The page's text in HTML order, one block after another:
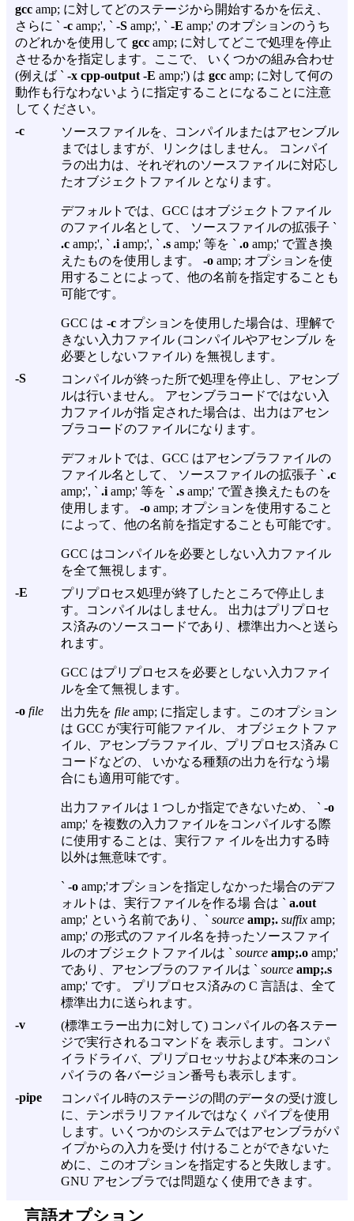
gcc amp; に対してどのステージから開始するかを伝え、
さらに ` -c amp;', ` -S amp;', ` -E amp;' のオプションのうち
のどれかを使用して gcc amp; に対してどこで処理を停止
させるかを指定します。ここで、 いくつかの組み合わせ
(例えば ` -x cpp-output -E amp;') は gcc amp; に対して何の
動作も行なわないように指定することになることに注意
してください。
-c
ソースファイルを、コンパイルまたはアセンブル
まではしますが、リンクはしません。 コンパイ
ラの出力は、それぞれのソースファイルに対応し
たオブジェクトファイル となります。
デフォルトでは、GCC はオブジェクトファイル
のファイル名として、 ソースファイルの拡張子 `
.c amp;', ` .i amp;', ` .s amp;' 等を ` .o amp;' で置き換
えたものを使用します。 -o amp; オプションを使
用することによって、他の名前を指定することも
可能です。
GCC は -c オプションを使用した場合は、理解で
きない入力ファイル (コンパイルやアセンブル を
必要としないファイル) を無視します。
-S
コンパイルが終った所で処理を停止し、アセンブ
ルは行いません。 アセンブラコードではない入
力ファイルが指 定された場合は、出力はアセン
ブラコードのファイルになります。
デフォルトでは、GCC はアセンブラファイルの
ファイル名として、 ソースファイルの拡張子 ` .c
amp;', ` .i amp;' 等を ` .s amp;' で置き換えたものを
使用します。 -o amp; オプションを使用すること
によって、他の名前を指定することも可能です。
GCC はコンパイルを必要としない入力ファイル
を全て無視します。
-E
プリプロセス処理が終了したところで停止しま
す。コンパイルはしません。 出力はプリプロセ
ス済みのソースコードであり、標準出力へと送ら
れます。
GCC はプリプロセスを必要としない入力ファイ
ルを全て無視します。
-o file 出力先を file amp; に指定します。このオプション
は GCC が実行可能ファイル、 オブジェクトファ
イル、アセンブラファイル、プリプロセス済み C
コードなどの、 いかなる種類の出力を行なう場
合にも適用可能です。
出力ファイルは 1 つしか指定できないため、 ` -o
amp;' を複数の入力ファイルをコンパイルする際
に使用することは、実行ファ イルを出力する時
以外は無意味です。
` -o amp;'オプションを指定しなかった場合のデフ
ォルトは、実行ファイルを作る場 合は ` a.out
amp;' という名前であり、` source amp;. suffix amp;
amp;' の形式のファイル名を持ったソースファイ
ルのオブジェクトファイルは ` source amp;.o amp;'
であり、アセンブラのファイルは ` source amp;.s
amp;' です。 プリプロセス済みの C 言語は、全て
標準出力に送られます。
-v
(標準エラー出力に対して) コンパイルの各ステー
ジで実行されるコマンドを 表示します。コンパ
イラドライバ、プリプロセッサおよび本来のコン
パイラの 各バージョン番号も表示します。
-pipe
コンパイル時のステージの間のデータの受け渡し
に、テンポラリファイルではなく パイプを使用
します。いくつかのシステムではアセンブラがパ
イプからの入力を受け 付けることができないた
めに、このオプションを指定すると失敗します。
GNU アセンブラでは問題なく使用できます。
言語オプション